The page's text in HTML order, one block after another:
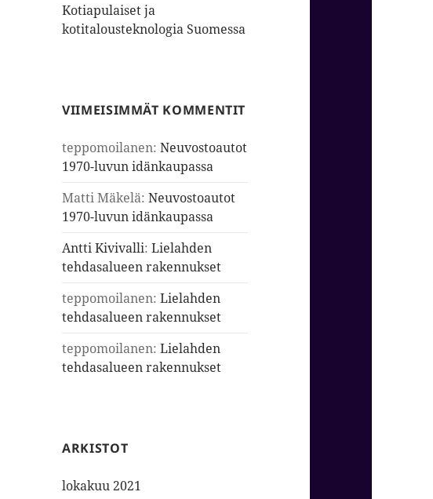
Kotiapulaiset ja
kotitalousteknologia Suomessa
VIIMEISIMMÄT KOMMENTIT
teppomoilanen:Neuvostoautot
1970-luvun idänkaupassa
Matti Mäkelä:Neuvostoautot
1970-luvun idänkaupassa
Antti Kivivalli:Lielahden
tehdasalueen rakennukset
teppomoilanen:Lielahden
tehdasalueen rakennukset
teppomoilanen:Lielahden
tehdasalueen rakennukset
ARKISTOT
lokakuu 2021